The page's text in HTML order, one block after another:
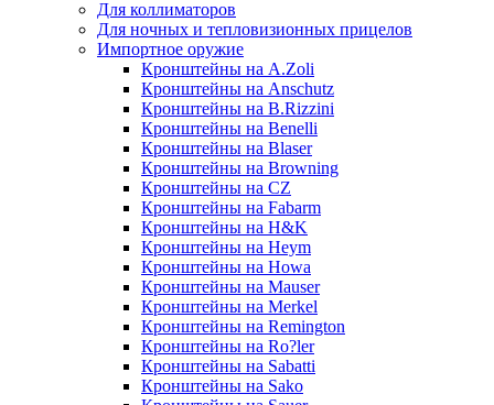
Для коллиматоров
Для ночных и тепловизионных прицелов
Импортное оружие
Кронштейны на A.Zoli
Кронштейны на Anschutz
Кронштейны на B.Rizzini
Кронштейны на Benelli
Кронштейны на Blaser
Кронштейны на Browning
Кронштейны на CZ
Кронштейны на Fabarm
Кронштейны на H&K
Кронштейны на Heym
Кронштейны на Howa
Кронштейны на Mauser
Кронштейны на Merkel
Кронштейны на Remington
Кронштейны на Ro?ler
Кронштейны на Sabatti
Кронштейны на Sako